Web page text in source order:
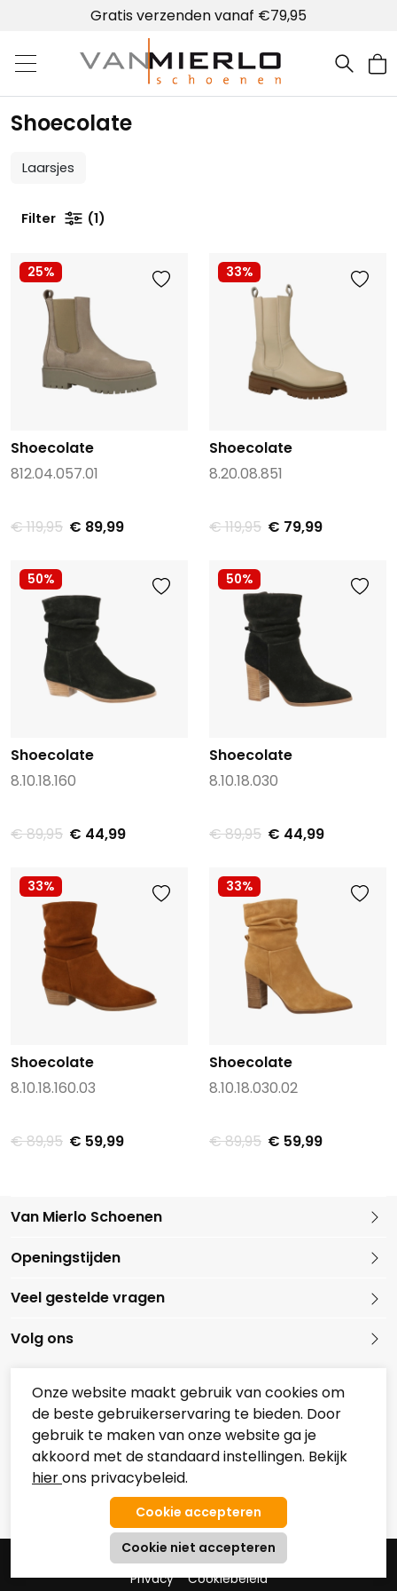
Gratis verzenden vanaf €79,95
Home | Van Mierlo schoenen
Shoecolate
Laarsjes
Filter 1
25%
Shoecolate
812.04.057.01
€ 119,95 € 89,99
33%
Shoecolate
8.20.08.851
€ 119,95 € 79,99
50%
Shoecolate
8.10.18.160
€ 89,95 € 44,99
50%
Shoecolate
8.10.18.030
€ 89,95 € 44,99
33%
Shoecolate
8.10.18.160.03
€ 89,95 € 59,99
33%
Shoecolate
8.10.18.030.02
€ 89,95 € 59,99
Van Mierlo Schoenen
Openingstijden
Overzicht Koopzondagen
Veel gestelde vragen
Volg ons
Onze partners
© 2026 Van Mierlo Schoenen
Algemene Voorwaarden
Privacy
Cookiebeleid
Onze website maakt gebruik van cookies om
de beste gebruikerservaring te bieden. Door
gebruik te maken van onze website ga je
akkoord met de standaard instellingen. Bekijk
hierons privacybeleid.